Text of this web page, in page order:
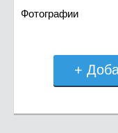
Фотографии
+